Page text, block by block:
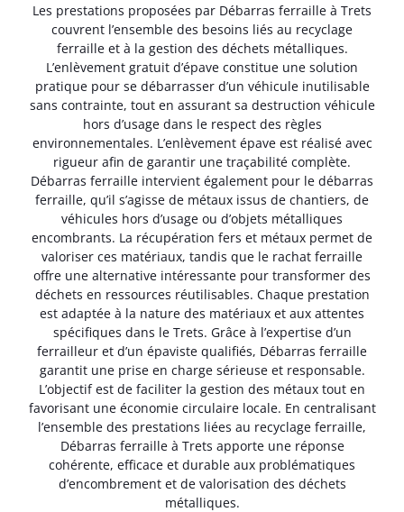
Les prestations proposées par Débarras ferraille à Trets
couvrent l’ensemble des besoins liés au recyclage
ferraille et à la gestion des déchets métalliques.
L’enlèvement gratuit d’épave constitue une solution
pratique pour se débarrasser d’un véhicule inutilisable
sans contrainte, tout en assurant sa destruction véhicule
hors d’usage dans le respect des règles
environnementales. L’enlèvement épave est réalisé avec
rigueur afin de garantir une traçabilité complète.
Débarras ferraille intervient également pour le débarras
ferraille, qu’il s’agisse de métaux issus de chantiers, de
véhicules hors d’usage ou d’objets métalliques
encombrants. La récupération fers et métaux permet de
valoriser ces matériaux, tandis que le rachat ferraille
offre une alternative intéressante pour transformer des
déchets en ressources réutilisables. Chaque prestation
est adaptée à la nature des matériaux et aux attentes
spécifiques dans le Trets. Grâce à l’expertise d’un
ferrailleur et d’un épaviste qualifiés, Débarras ferraille
garantit une prise en charge sérieuse et responsable.
L’objectif est de faciliter la gestion des métaux tout en
favorisant une économie circulaire locale. En centralisant
l’ensemble des prestations liées au recyclage ferraille,
Débarras ferraille à Trets apporte une réponse
cohérente, efficace et durable aux problématiques
d’encombrement et de valorisation des déchets
métalliques.